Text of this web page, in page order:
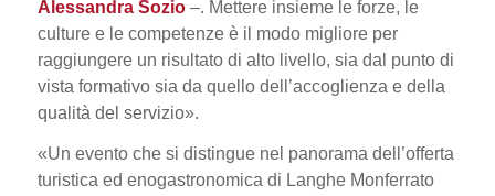
Alessandra Sozio–. Mettere insieme le forze, le
culture e le competenze è il modo migliore per
raggiungere un risultato di alto livello, sia dal punto di
vista formativo sia da quello dell’accoglienza e della
qualità del servizio».
«Un evento che si distingue nel panorama dell’offerta
turistica ed enogastronomica di Langhe Monferrato